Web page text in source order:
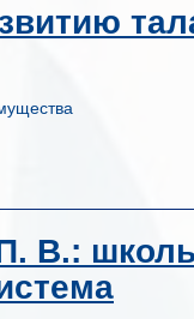
В.: